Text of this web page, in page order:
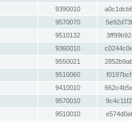
9390010
9570070
9510132
9360010
9550021
9510060
9410010
9570010
9510010